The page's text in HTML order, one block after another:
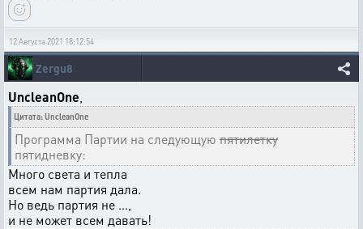
12 Августа 2021 18:12:54
Zergu8
UncleanOne
Цитата: UncleanOne
Программа Партии на следующую пятилетку
пятидневку:
Много света и тепла
всем нам партия дала.
Но ведь партия не …,
и не может всем давать!